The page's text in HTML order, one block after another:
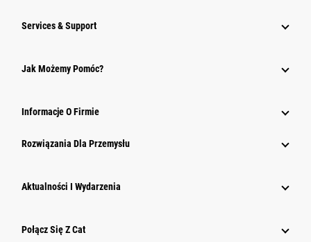
Services & Support
Jak Możemy Pomóc?
Informacje O Firmie
Rozwiązania Dla Przemysłu
Aktualności I Wydarzenia
Połącz Się Z Cat